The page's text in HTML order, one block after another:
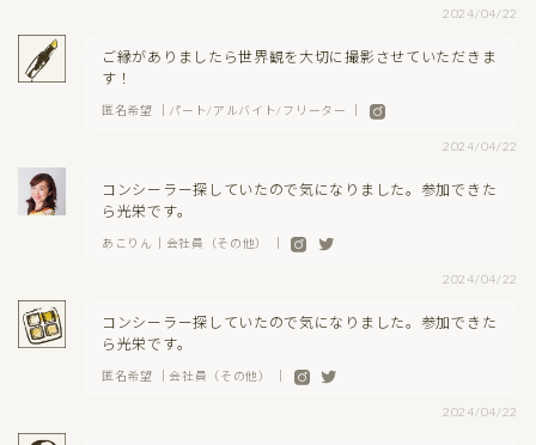
2024/04/22
ご縁がありましたら世界観を大切に撮影させていただきま
す！
匿名希望 ｜パート/アルバイト/フリーター ｜
2024/04/22
コンシーラー探していたので気になりました。参加できた
ら光栄です。
あこりん｜会社員（その他） ｜
2024/04/22
コンシーラー探していたので気になりました。参加できた
ら光栄です。
匿名希望 ｜会社員（その他） ｜
2024/04/22